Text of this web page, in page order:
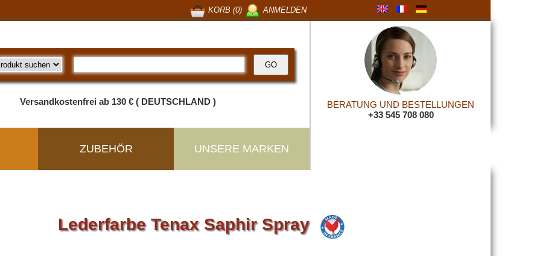
ANMELDEN
KORB (0)
Versandkostenfrei ab 130 € ( DEUTSCHLAND )
BERATUNG UND BESTELLUNGEN
+33 545 708 080
ZUBEHÖR UNSERE MARKEN
Lederfarbe Tenax Saphir Spray